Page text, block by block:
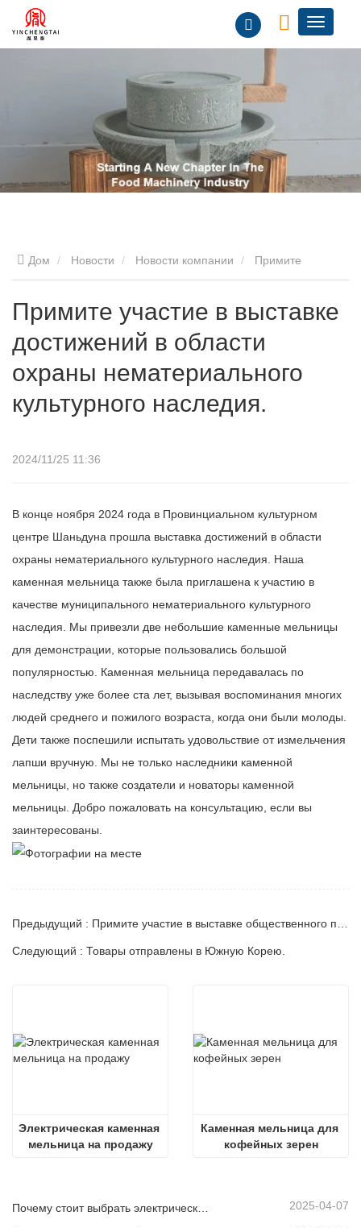
Дом Новости Новости компании
нематериального культурного наследия.
Примите участие в выставке
достижений в области
охраны нематериального
культурного наследия.
2024/11/25 11:36
В конце ноября 2024 года в Провинциальном культурном
центре Шаньдуна прошла выставка достижений в области
охраны нематериального культурного наследия. Наша
каменная мельница также была приглашена к участию в
качестве муниципального нематериального культурного
наследия. Мы привезли две небольшие каменные мельницы
для демонстрации, которые пользовались большой
популярностью. Каменная мельница передавалась по
наследству уже более ста лет, вызывая воспоминания многих
людей среднего и пожилого возраста, когда они были молоды.
Дети также поспешили испытать удовольствие от измельчения
лапши вручную. Мы не только наследники каменной
мельницы, но также создатели и новаторы каменной
мельницы. Добро пожаловать на консультацию, если вы
заинтересованы.
Предыдущий : Примите участие в выставке общественного питания Asia Catering.
Следующий : Товары отправлены в Южную Корею.
Электрическая каменная
мельница на продажу
Каменная мельница для
кофейных зерен
2025-04-07